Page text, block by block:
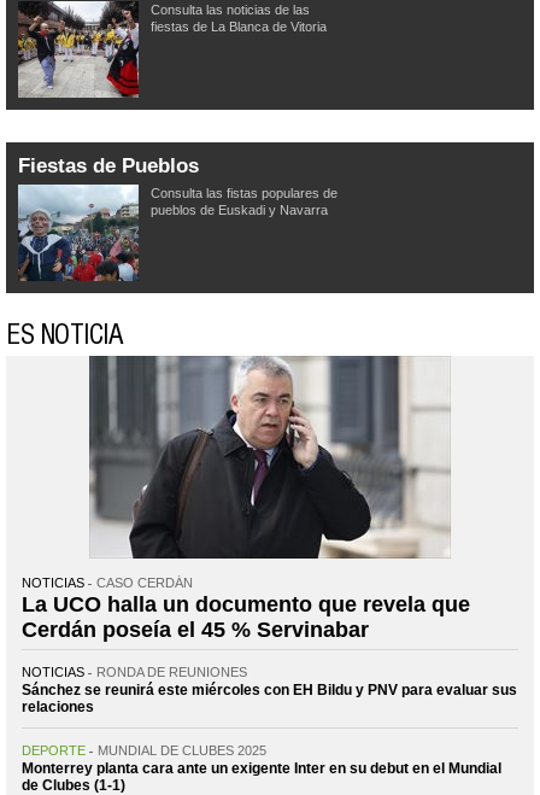
Consulta las noticias de las
fiestas de La Blanca de Vitoria
Fiestas de Pueblos
Consulta las fistas populares de
pueblos de Euskadi y Navarra
ES NOTICIA
NOTICIAS CASO CERDÁN
La UCO halla un documento que revela que
Cerdán poseía el 45 % Servinabar
NOTICIAS RONDA DE REUNIONES
Sánchez se reunirá este miércoles con EH Bildu y PNV para evaluar sus
relaciones
DEPORTE MUNDIAL DE CLUBES 2025
Monterrey planta cara ante un exigente Inter en su debut en el Mundial
de Clubes (1-1)